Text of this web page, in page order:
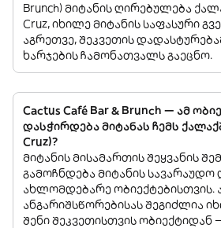
Brunch) მიტანის ღირებულება
Cruz, იხილე მიტანის საფასური
აგრეთვე, შეკვეთის
ხარჯების ჩამონათვალს გაეცნო.
Cactus Café Bar & Brunch — ამ
დასჭირდება მიტანას ჩემს
Cruz)?
მიტანის მისამართის შეყვანის
გამოჩნდება მიტანის
ახლომდებარე ობიექტებისთვის.
ანგარიშსწორებისას შეგიძლია
შენი შეკვეთისთვის ობიექტიდან —